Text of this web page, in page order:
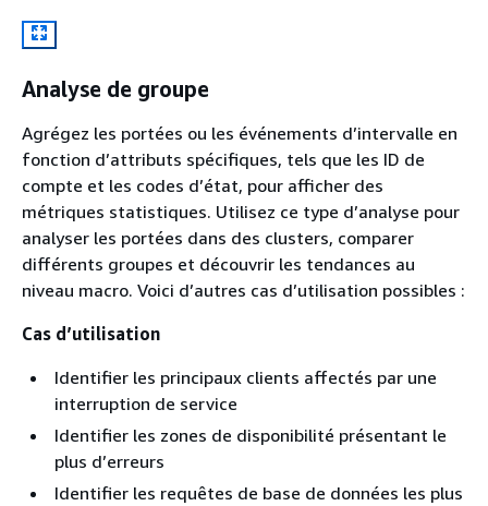
Analyse de groupe
Agrégez les portées ou les événements d’intervalle en
fonction d’attributs spécifiques, tels que les ID de
compte et les codes d’état, pour afficher des
métriques statistiques. Utilisez ce type d’analyse pour
analyser les portées dans des clusters, comparer
différents groupes et découvrir les tendances au
niveau macro. Voici d’autres cas d’utilisation possibles :
Cas d’utilisation
Identifier les principaux clients affectés par une
interruption de service
Identifier les zones de disponibilité présentant le
plus d’erreurs
Identifier les requêtes de base de données les plus